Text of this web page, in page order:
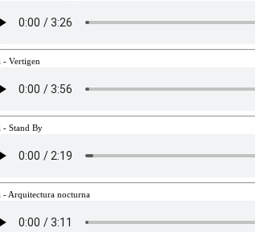
- Vertigen
- Stand By
- Arquitectura nocturna